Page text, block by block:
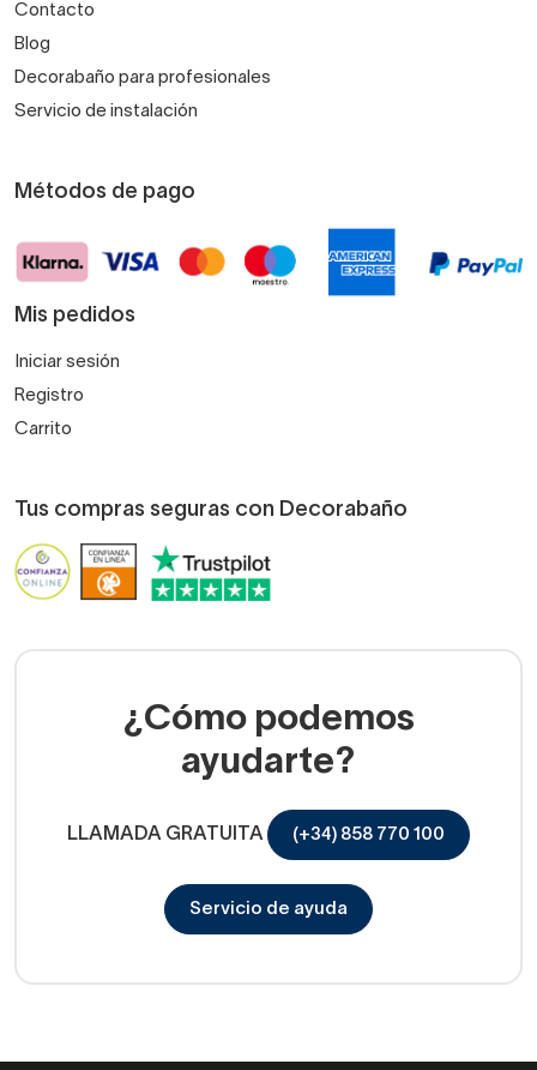
Contacto
Blog
Decorabaño para profesionales
Servicio de instalación
Métodos de pago
Mis pedidos
Iniciar sesión
Registro
Carrito
Tus compras seguras con Decorabaño
¿Cómo podemos
ayudarte?
LLAMADA GRATUITA (+34) 858 770 100
Servicio de ayuda